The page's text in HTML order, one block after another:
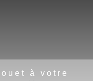
à votre